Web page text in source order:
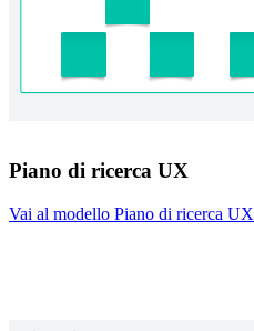
Piano di ricerca UX
Vai al modello Piano di ricerca UX